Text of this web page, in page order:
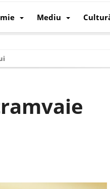
Mediu
o simte, nu o spune
O analiză structurală a